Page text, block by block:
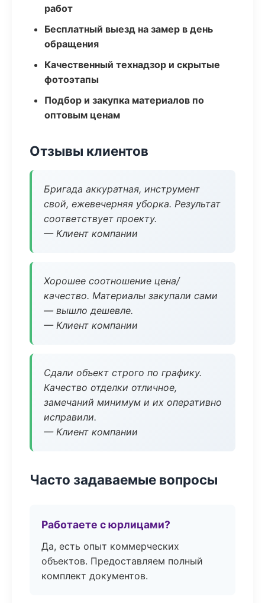
работ
Бесплатный выезд на замер в день
обращения
Качественный технадзор и скрытые
фотоэтапы
Подбор и закупка материалов по
оптовым ценам
Отзывы клиентов
Бригада аккуратная, инструмент
свой, ежевечерняя уборка. Результат
соответствует проекту.
— Клиент компании
Хорошее соотношение цена/
качество. Материалы закупали сами
— вышло дешевле.
— Клиент компании
Сдали объект строго по графику.
Качество отделки отличное,
замечаний минимум и их оперативно
исправили.
— Клиент компании
Часто задаваемые вопросы
Работаете с юрлицами?
Да, есть опыт коммерческих
объектов. Предоставляем полный
комплект документов.